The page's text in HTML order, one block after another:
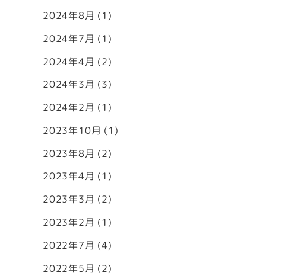
2024年8月 (1)
2024年7月 (1)
2024年4月 (2)
2024年3月 (3)
2024年2月 (1)
2023年10月 (1)
2023年8月 (2)
2023年4月 (1)
2023年3月 (2)
2023年2月 (1)
2022年7月 (4)
2022年5月 (2)